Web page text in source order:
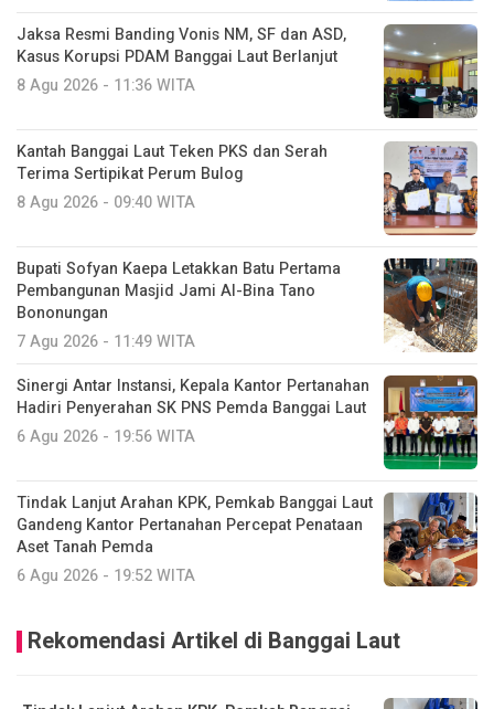
Jaksa Resmi Banding Vonis NM, SF dan ASD,
Kasus Korupsi PDAM Banggai Laut Berlanjut
8 Agu 2026 - 11:36 WITA
Kantah Banggai Laut Teken PKS dan Serah
Terima Sertipikat Perum Bulog
8 Agu 2026 - 09:40 WITA
Bupati Sofyan Kaepa Letakkan Batu Pertama
Pembangunan Masjid Jami Al-Bina Tano
Bononungan
7 Agu 2026 - 11:49 WITA
Sinergi Antar Instansi, Kepala Kantor Pertanahan
Hadiri Penyerahan SK PNS Pemda Banggai Laut
6 Agu 2026 - 19:56 WITA
Tindak Lanjut Arahan KPK, Pemkab Banggai Laut
Gandeng Kantor Pertanahan Percepat Penataan
Aset Tanah Pemda
6 Agu 2026 - 19:52 WITA
Rekomendasi Artikel di Banggai Laut